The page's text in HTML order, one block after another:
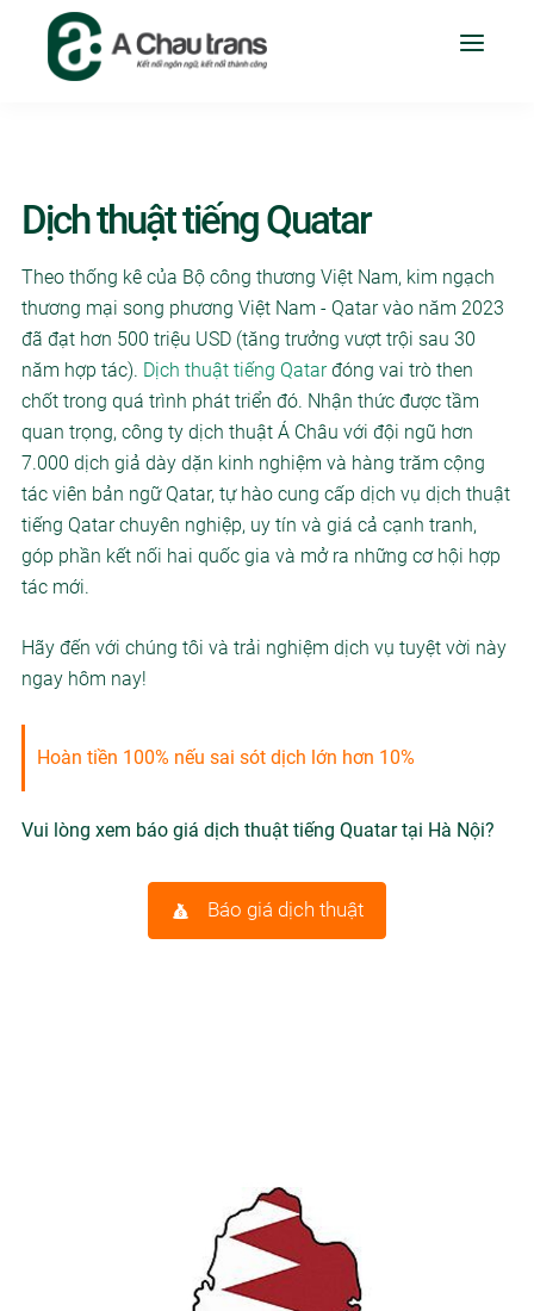
Dịch thuật tiếng Quatar
Theo thống kê của Bộ công thương Việt Nam, kim ngạch
thương mại song phương Việt Nam - Qatar vào năm 2023
đã đạt hơn 500 triệu USD (tăng trưởng vượt trội sau 30
năm hợp tác). Dịch thuật tiếng Qatarđóng vai trò then
chốt trong quá trình phát triển đó. Nhận thức được tầm
quan trọng, công ty dịch thuật Á Châu với đội ngũ hơn
7.000 dịch giả dày dặn kinh nghiệm và hàng trăm cộng
tác viên bản ngữ Qatar, tự hào cung cấp dịch vụ dịch thuật
tiếng Qatar chuyên nghiệp, uy tín và giá cả cạnh tranh,
góp phần kết nối hai quốc gia và mở ra những cơ hội hợp
tác mới.
Hãy đến với chúng tôi và trải nghiệm dịch vụ tuyệt vời này
ngay hôm nay!
Hoàn tiền 100% nếu sai sót dịch lớn hơn 10%
Vui lòng xem báo giá dịch thuật tiếng Quatar tại Hà Nội?
Báo giá dịch thuật